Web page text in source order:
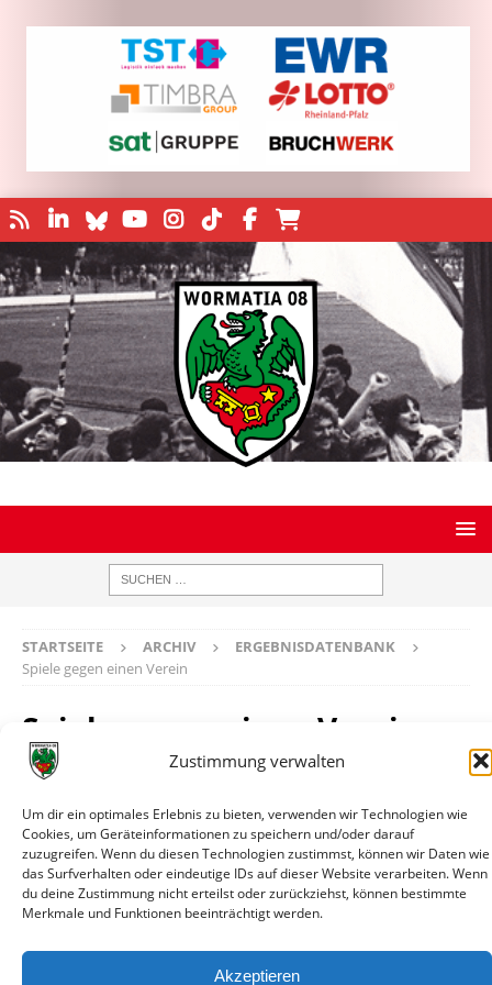
Zustimmung verwalten
Um dir ein optimales Erlebnis zu bieten, verwenden wir Technologien wie
Cookies, um Geräteinformationen zu speichern und/oder darauf
zuzugreifen. Wenn du diesen Technologien zustimmst, können wir Daten wie
das Surfverhalten oder eindeutige IDs auf dieser Website verarbeiten. Wenn
du deine Zustimmung nicht erteilst oder zurückziehst, können bestimmte
Merkmale und Funktionen beeinträchtigt werden.
Akzeptieren
STARTSEITE ARCHIV
ERGEBNISDATENBANK
Spiele gegen einen Verein
Spiele gegen einen Verein
Germania Arheilgen
Bilanz
1 Spiele / 1 Siege / 0 Remis / 0 Niederlagen / 1:0 Tore
Datum
Paarung Ergebnis Wettbewerb
17.04.1921
14:00
Wormatia
Worms -
Germania
1:0 Hessenpokal